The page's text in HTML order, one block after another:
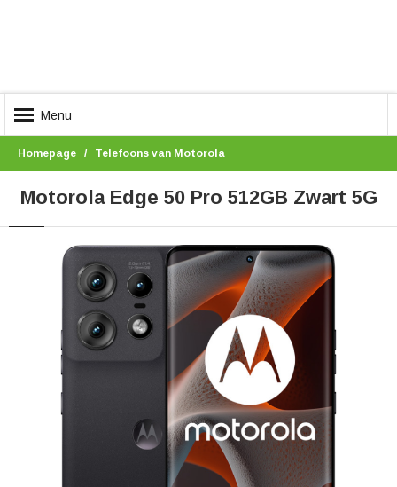
Menu
Homepage Telefoons van Motorola
Motorola Edge 50 Pro 512GB Zwart 5G